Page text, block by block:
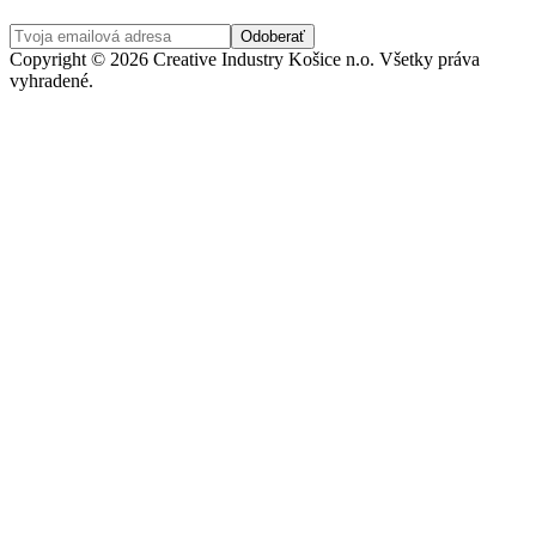
Copyright © 2026 Creative Industry Košice n.o. Všetky práva
vyhradené.